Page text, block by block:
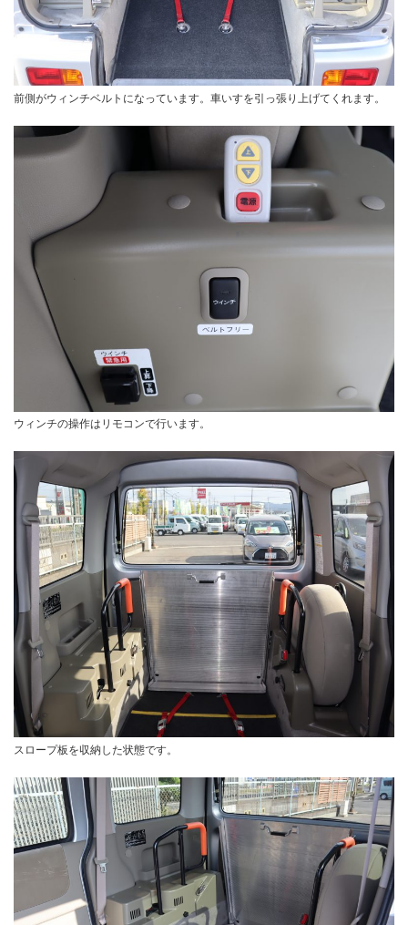
前側がウィンチベルトになっています。車いすを引っ張り上げてくれます。
ウィンチの操作はリモコンで行います。
スロープ板を収納した状態です。